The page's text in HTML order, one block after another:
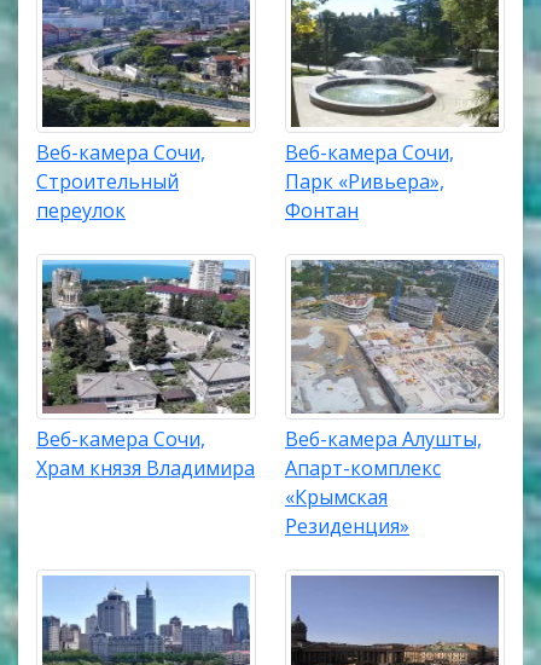
Веб-камера Сочи,
Строительный
переулок
Веб-камера Сочи,
Парк «Ривьера»,
Фонтан
Веб-камера Сочи,
Храм князя Владимира
Веб-камера Алушты,
Апарт-комплекс
«Крымская
Резиденция»